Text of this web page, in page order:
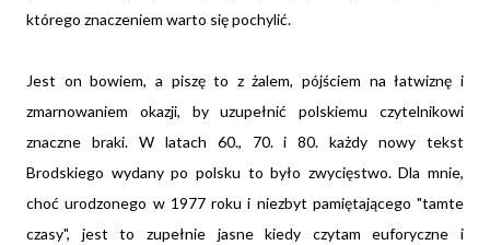
którego znaczeniem warto się pochylić.
Jest on bowiem, a piszę to z żalem, pójściem na łatwiznę i
zmarnowaniem okazji, by uzupełnić polskiemu czytelnikowi
znaczne braki. W latach 60., 70. i 80. każdy nowy tekst
Brodskiego wydany po polsku to było zwycięstwo. Dla mnie,
choć urodzonego w 1977 roku i niezbyt pamiętającego "tamte
czasy", jest to zupełnie jasne kiedy czytam euforyczne i